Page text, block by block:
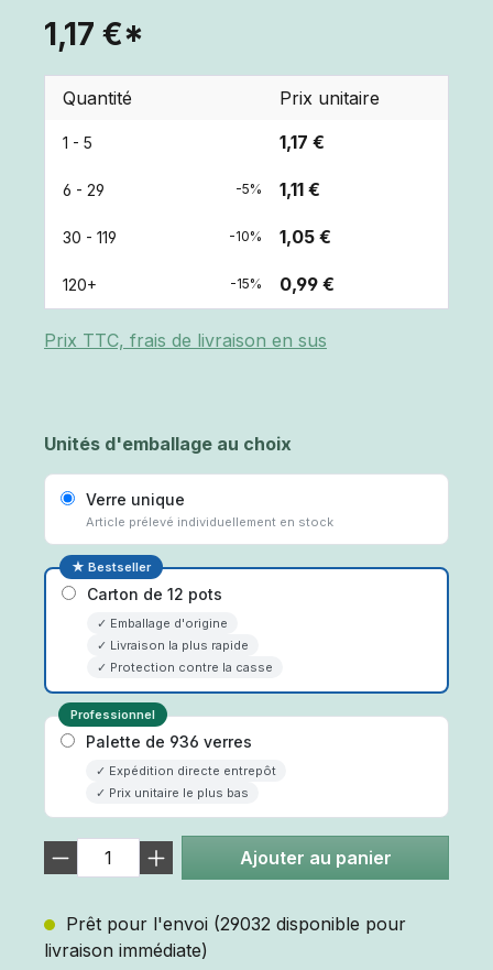
1,17 €*
Quantité Prix unitaire
1 - 5 1,17 €
6 - 29 -5% 1,11 €
30 - 119 -10% 1,05 €
120+ -15% 0,99 €
Prix TTC, frais de livraison en sus
Unités d'emballage au choix
Verre unique
Article prélevé individuellement en stock
★ Bestseller
Carton de 12 pots
✓ Emballage d'origine
✓ Livraison la plus rapide
✓ Protection contre la casse
Professionnel
Palette de 936 verres
✓ Expédition directe entrepôt
✓ Prix unitaire le plus bas
Ajouter au panier
Prêt pour l'envoi (29032 disponible pour
livraison immédiate)